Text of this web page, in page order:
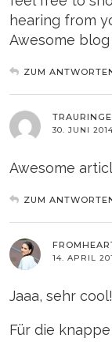
hearing from
Awesome
ZUM
30. JUNI
Awesome
ZUM
14. APRIL
Jaaa, sehr
Für die